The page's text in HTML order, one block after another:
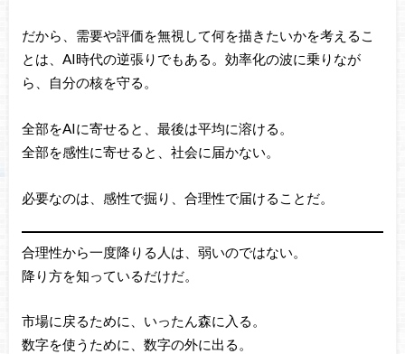
だから、需要や評価を無視して何を描きたいかを考えるこ
とは、AI時代の逆張りでもある。効率化の波に乗りなが
ら、自分の核を守る。
全部をAIに寄せると、最後は平均に溶ける。
全部を感性に寄せると、社会に届かない。
必要なのは、感性で掘り、合理性で届けることだ。
合理性から一度降りる人は、弱いのではない。
降り方を知っているだけだ。
市場に戻るために、いったん森に入る。
数字を使うために、数字の外に出る。